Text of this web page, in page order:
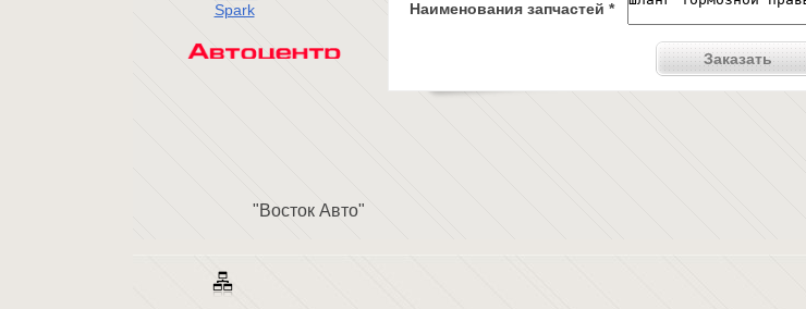
Наименования запчастей *
Заказать
Spark
"Восток Авто"